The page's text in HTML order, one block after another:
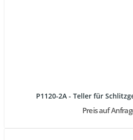
P1120-2A - Teller für
Preis auf